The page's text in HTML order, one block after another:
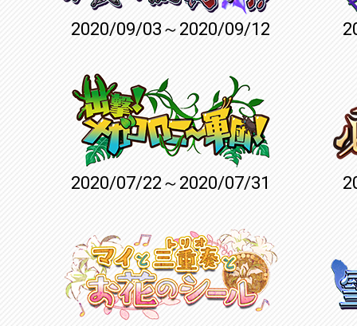
2020/09/03～2020/09/12
2020/07/22～2020/07/31